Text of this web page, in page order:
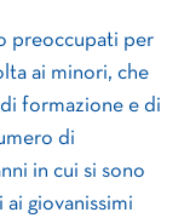
preoccupati per
ai minori, che
formazione e di
di
in cui si sono
giovanissimi